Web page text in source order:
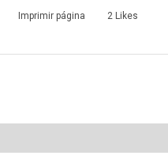
Imprimir página 2Likes